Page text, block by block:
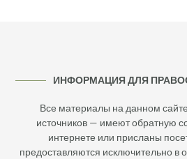
ИНФОРМАЦИЯ ДЛЯ
Все материалы на данном
источников — имеют обратную
интернете или присланы
предоставляются исключительно в